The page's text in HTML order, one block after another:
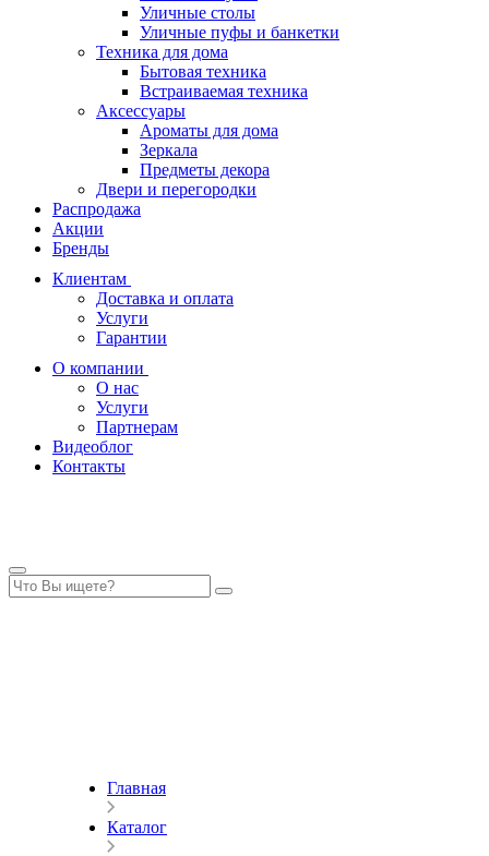
Уличные столы
Уличные пуфы и банкетки
Техника для дома
Бытовая техника
Встраиваемая техника
Аксессуары
Ароматы для дома
Зеркала
Предметы декора
Двери и перегородки
Распродажа
Акции
Бренды
Клиентам
Доставка и оплата
Услуги
Гарантии
О компании
О нас
Услуги
Партнерам
Видеоблог
Контакты
Главная
Каталог